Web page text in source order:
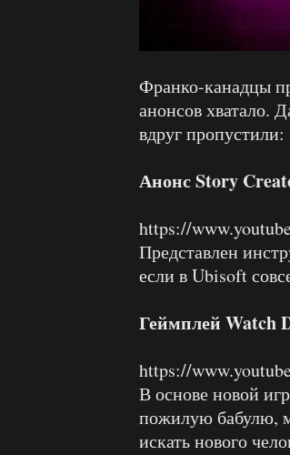
Франко-канадцы
анонсов хватало.
вдруг пропустили:
Анонс Story
https://
Представлен
если в Ubisoft
Геймплей Watch
https://
В основе новой
пожилую бабулю,
искать нового